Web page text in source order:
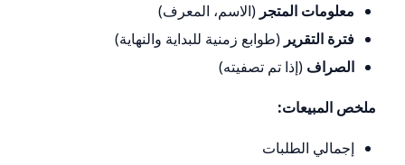
معلومات المتجر (الاسم، المعرف)
فترة التقرير (طوابع زمنية للبداية والنهاية)
الصراف (إذا تم تصفيته)
ملخص المبيعات:
إجمالي الطلبات